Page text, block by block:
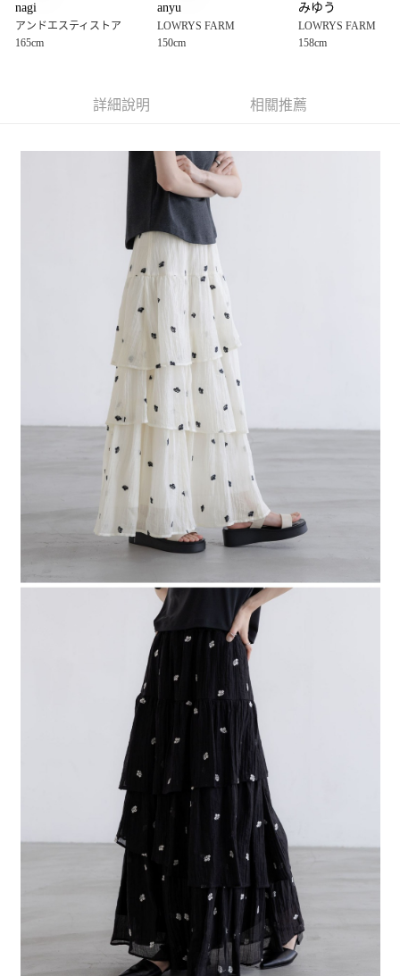
【大哥付你分期使用說明】
1.本服務由台灣大哥大提供，台灣大哥大用戶可立即使用無須另外申請。
2.付款方式選擇「大哥付你分期」，訂單成立後會自動跳轉到大哥付的交易
3.實際核准額度、可分期數及費用金額請依後續交易確認頁面所載為準。
4.訂單成立30分鐘內，如未前往確認交易或遇審核未通過，訂單將自動取
1.分期款項不併入電信帳單，「大哥付你分期」於每月結算日後寄送繳費提
2.透過簡訊連結打開帳單後，可選擇「超商條碼／台灣大直營門市／銀行轉
帳／街口支付／iPASS MONEY」等通路繳費。
1.本服務係由「台灣大哥大股份有限公司」（以下簡稱本公司）所提供，讓
用戶於交易時，得透過本服務購買商品或服務，並由商店將買賣／分期付款
買賣價金債權讓與本公司後，依約使用本公司帳單繳交帳款。
2.基於同意付款使用「大哥付你分期」之契約關係目的，商店將以您的個人
資料（包含姓名、電話或地址）提供予台灣大哥大進項蒐集、處理及利用，
由本公司與您本人進行分期帳單所需資料之確認、核對及更正。
3.完整用戶服務條款，請詳閱以下連結：
https://oppay.tw/userRule
AFTEE先享後付
３．安心：先確認商品／服務後，再付款。
【「AFTEE先享後付」結帳流程】
１．於結帳方式選擇「AFTEE先享後付」後，將跳轉至「AFTEE先享後付」
結帳頁面，進行簡訊認證並確認金額後，即可完成結帳。
２．訂單成立數日內，您將收到繳費通知簡訊。
３．收到繳費通知簡訊後14天內，點擊此簡訊中的連結，可透過四大超商／
ATM／網路銀行／等多元方式進行付款，方視為交易完成。
※ 請注意：結帳手續完成當下不需立刻繳費，但若您需要取消訂單，請聯絡
購買商品的店家。未經商家同意取消之訂單仍視為有效，需透過AFTEE先享
※ 交易是否成功請以「AFTEE先享後付 」之結帳頁面顯示為準，若有關於
是否繳費成功／繳費後需取消欲退款等相關疑問，請聯繫「AFTEE先享後付
https://netprotections.freshdesk.com/support/home
１．透過由恩沛科技股份有限公司提供之「AFTEE先享後付」服務完成之交
易，需依本服務之必要範圍內提供個人資料，並將交易相關給付款項請求債
權轉讓予恩沛科技股份有限公司。
２．關於個人資料處理事宜，請瀏覽以下網址：
https://aftee.tw/terms/#terms3
３．未成年的使用者請事先徵得法定代理人或監護人之同意方可使用
「AFTEE先享後付」，若未經同意申辦者引起之損失，本公司不負相關責
４．使用「AFTEE先享後付」時，將依據個別帳號之用戶狀況，依本公司即
時審查核予不同之上限額度；若仍有額度不足之情形，本公司將視審查結果
恩沛科技股份有限公司將有權停止該用戶之使用額度並採取法律行動。
每筆NT$80，滿NT$888(含以上)免運費
每筆NT$80，滿NT$888(含以上)免運費
每筆NT$80，滿NT$1,500(含以上)免運費
每筆NT$80，滿NT$1,500(含以上)免運費
每筆NT$80，滿NT$1,500(含以上)免運費
nagi
アンドエスティストア
165cm
anyu
LOWRYS FARM
150cm
みゆう
LOWRYS FARM
158cm
詳細說明 相關推薦